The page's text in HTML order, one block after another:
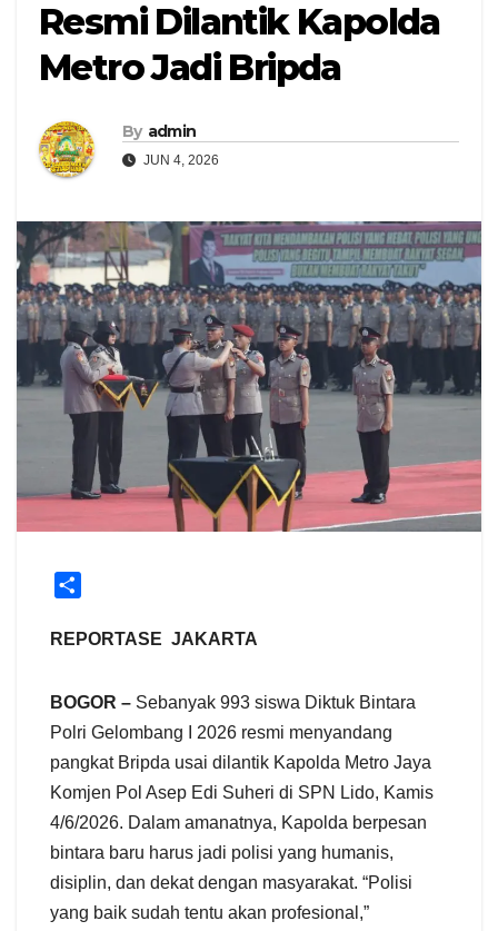
Resmi Dilantik Kapolda
Metro Jadi Bripda
By admin
JUN 4, 2026
a
e
REPORTASE JAKARTA
BOGOR – Sebanyak 993 siswa Diktuk Bintara
Polri Gelombang I 2026 resmi menyandang
pangkat Bripda usai dilantik Kapolda Metro Jaya
Komjen Pol Asep Edi Suheri di SPN Lido, Kamis
4/6/2026. Dalam amanatnya, Kapolda berpesan
bintara baru harus jadi polisi yang humanis,
disiplin, dan dekat dengan masyarakat. “Polisi
yang baik sudah tentu akan profesional,”